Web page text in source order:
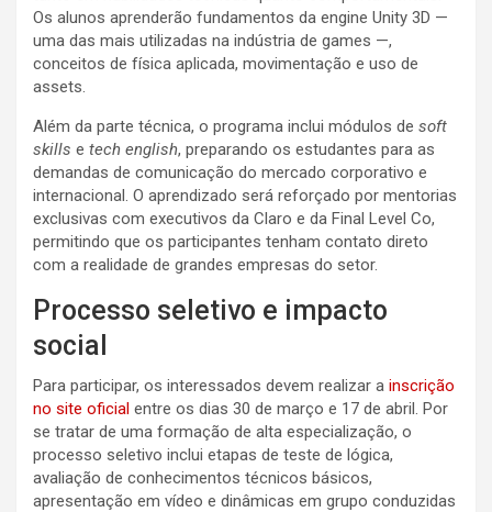
Os alunos aprenderão fundamentos da engine Unity 3D —
uma das mais utilizadas na indústria de games —,
conceitos de física aplicada, movimentação e uso de
assets.
Além da parte técnica, o programa inclui módulos de soft
skills e tech english, preparando os estudantes para as
demandas de comunicação do mercado corporativo e
internacional. O aprendizado será reforçado por mentorias
exclusivas com executivos da Claro e da Final Level Co,
permitindo que os participantes tenham contato direto
com a realidade de grandes empresas do setor.
Processo seletivo e impacto
social
Para participar, os interessados devem realizar a inscrição
no site oficial entre os dias 30 de março e 17 de abril. Por
se tratar de uma formação de alta especialização, o
processo seletivo inclui etapas de teste de lógica,
avaliação de conhecimentos técnicos básicos,
apresentação em vídeo e dinâmicas em grupo conduzidas